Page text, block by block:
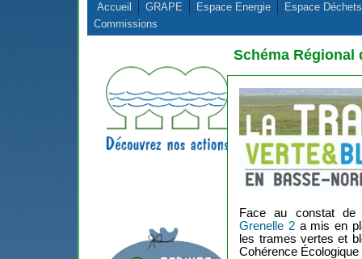
Accueil GRAPE Espace Energie
Espace Déchets
Commissions
Schéma Régional
Face au constat
Grenelle 2a mis en
les trames vertes et
Cohérence